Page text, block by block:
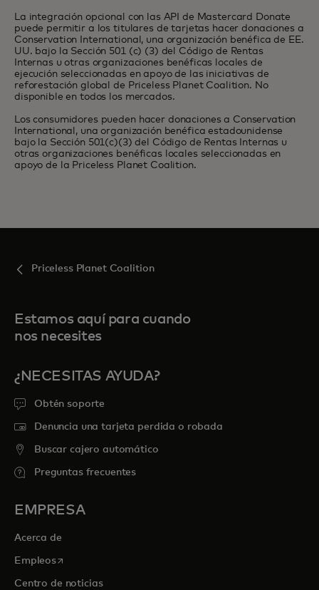
La integración opcional con las API de Mastercard Donate
puede permitir a los titulares de tarjetas hacer donaciones a
Conservation International, una organización benéfica de EE.
UU. bajo la Sección 501 (c) (3) del Código de Rentas
Internas u otras organizaciones benéficas locales de
ejecución seleccionadas en apoyo de las iniciativas de
reforestación global de Priceless Planet Coalition. No
disponible en todos los mercados.
Los consumidores pueden hacer donaciones a Conservation
International, una organización benéfica estadounidense
bajo la Sección 501(c)(3) del Código de Rentas Internas u
otras organizaciones benéficas locales seleccionadas en
apoyo de la Priceless Planet Coalition.
Priceless Planet Coalition
Estamos aquí para cuando
nos necesites
¿NECESITAS AYUDA?
Obtén soporte
Denuncia una tarjeta perdida o robada
Buscar cajero automático
Preguntas frecuentes
EMPRESA
Acerca de
Empleosse abre en una pestaña nueva
Centro de noticias